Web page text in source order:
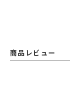
商品レビュー